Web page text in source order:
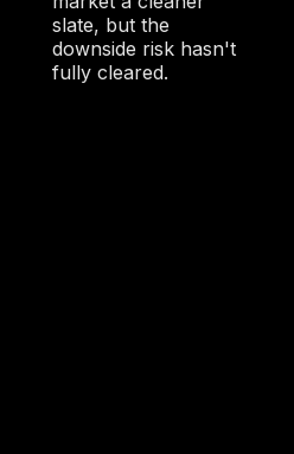
slate, but the
downside risk hasn't
fully cleared.